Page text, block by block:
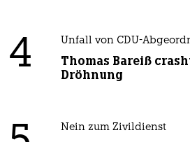
4 Unfall von CDU-
Thomas Bareiß
Dröhnung
Nein zum Zivildienst